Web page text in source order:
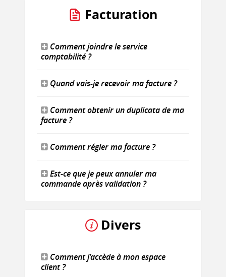
Facturation
Comment joindre le service
comptabilité ?
Quand vais-je recevoir ma facture ?
Comment obtenir un duplicata de ma
facture ?
Comment régler ma facture ?
Est-ce que je peux annuler ma
commande après validation ?
Divers
Comment j’accède à mon espace
client ?